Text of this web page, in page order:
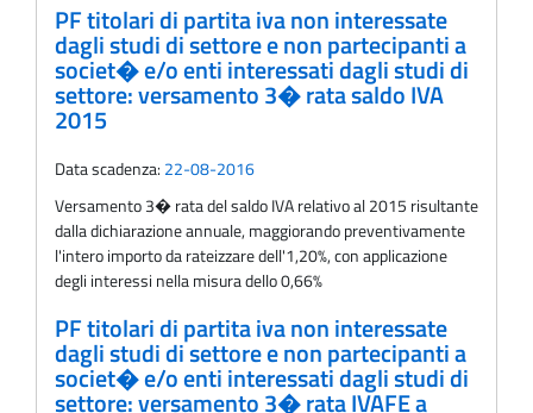
PF titolari di partita iva non interessate
dagli studi di settore e non partecipanti a
societ� e/o enti interessati dagli studi di
settore: versamento 3� rata saldo IVA
2015
Data scadenza: 22-08-2016
Versamento 3� rata del saldo IVA relativo al 2015 risultante
dalla dichiarazione annuale, maggiorando preventivamente
l'intero importo da rateizzare dell'1,20%, con applicazione
degli interessi nella misura dello 0,66%
PF titolari di partita iva non interessate
dagli studi di settore e non partecipanti a
societ� e/o enti interessati dagli studi di
settore: versamento 3� rata IVAFE a